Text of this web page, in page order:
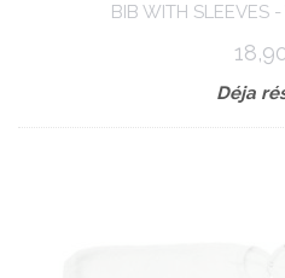
BIB WITH SLEEVES
Déja